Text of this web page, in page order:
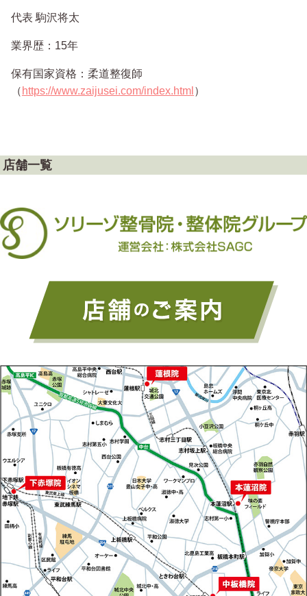
代表 駒沢将太
業界歴：15年
保有国家資格：柔道整復師
（ https://www.zaijusei.com/index.html ）
店舗一覧